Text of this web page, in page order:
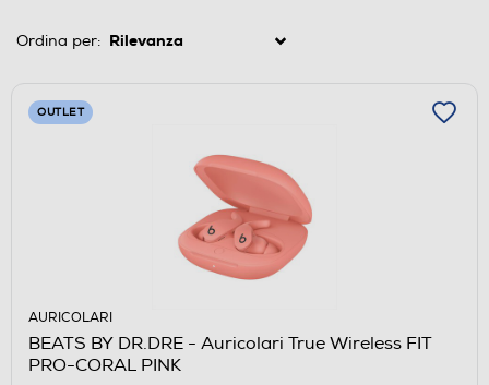
Ordina per:
OUTLET
AURICOLARI
BEATS BY DR.DRE - Auricolari True Wireless FIT
PRO-CORAL PINK